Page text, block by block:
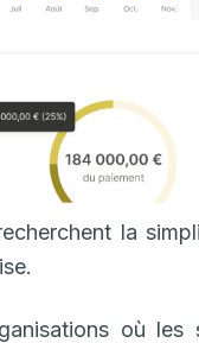
la
où les